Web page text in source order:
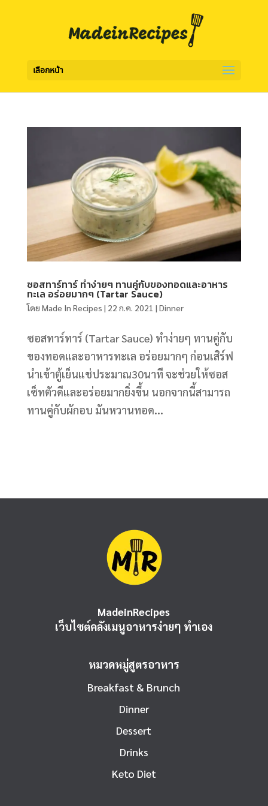
เลือกหน้า
ซอสทาร์ทาร์ ทำง่ายๆ ทานคู่กับของทอดและอาหาร
ทะเล อร่อยมากๆ (Tartar Sauce)
โดย Made In Recipes | 22 ก.ค. 2021 | Dinner
ซอสทาร์ทาร์ (Tartar Sauce) ทำง่ายๆ ทานคู่กับ
ของทอดและอาหารทะเล อร่อยมากๆ ก่อนเสิร์ฟ
นำเข้าตู้เย็นแช่ประมาณ30นาที จะช่วยให้ซอส
เซ็ทตัวดีและอร่อยมากยิ่งขึ้น นอกจากนี้สามารถ
ทานคู่กับผักอบ มันหวานทอด...
MadeinRecipes
เว็บไซต์คลังเมนูอาหารง่ายๆ ทำเอง
หมวดหมู่สูตรอาหาร
Breakfast & Brunch
Dinner
Dessert
Drinks
Keto Diet